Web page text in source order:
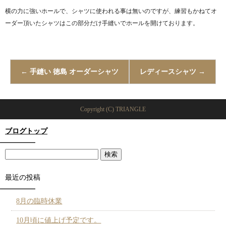
横の力に強いホールで、シャツに使われる事は無いのですが、練習もかねてオ
ーダー頂いたシャツはこの部分だけ手縫いでホールを開けております。
← 手縫い 徳島 オーダーシャツ レディースシャツ →
Copyright (C) TRIANGLE
ブログトップ
最近の投稿
8月の臨時休業
10月頃に値上げ予定です。